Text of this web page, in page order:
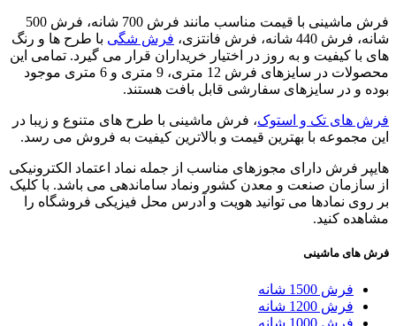
فرش ماشینی با قیمت مناسب مانند فرش 700 شانه، فرش 500
شانه، فرش 440 شانه، فرش فانتزی،
فرش شگی با طرح ها و رنگ
های با کیفیت و به روز در اختیار خریداران قرار می گیرد. تمامی این
محصولات در سایزهای فرش 12 متری، 9 متری و 6 متری موجود
بوده و در سایزهای سفارشی قابل بافت هستند.
فرش های تک و استوک، فرش ماشینی با طرح های متنوع و زیبا در
این مجموعه با بهترین قیمت و بالاترین کیفیت به فروش می رسد.
هایپر فرش دارای مجوزهای مناسب از جمله نماد اعتماد الکترونیکی
از سازمان صنعت و معدن کشور ونماد ساماندهی می باشد. با کلیک
بر روی نمادها می توانید هویت و آدرس محل فیزیکی فروشگاه را
مشاهده کنید.
فرش های ماشینی
فرش 1500 شانه
فرش 1200 شانه
فرش 1000 شانه